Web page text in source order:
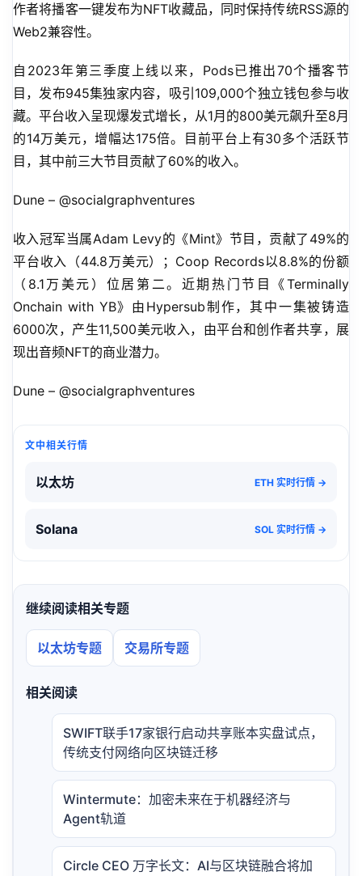
作者将播客一键发布为NFT收藏品，同时保持传统RSS源的
Web2兼容性。
自2023年第三季度上线以来，Pods已推出70个播客节
目，发布945集独家内容，吸引109,000个独立钱包参与收
藏。平台收入呈现爆发式增长，从1月的800美元飙升至8月
的14万美元，增幅达175倍。目前平台上有30多个活跃节
目，其中前三大节目贡献了60%的收入。
Dune – @socialgraphventures
收入冠军当属Adam Levy的《Mint》节目，贡献了49%的
平台收入（44.8万美元）；Coop Records以8.8%的份额
（8.1万美元）位居第二。近期热门节目《Terminally
Onchain with YB》由Hypersub制作，其中一集被铸造
6000次，产生11,500美元收入，由平台和创作者共享，展
现出音频NFT的商业潜力。
Dune – @socialgraphventures
文中相关行情
以太坊 ETH 实时行情 →
Solana SOL 实时行情 →
继续阅读相关专题
以太坊专题 交易所专题
相关阅读
SWIFT联手17家银行启动共享账本实盘试点，
传统支付网络向区块链迁移
Wintermute：加密未来在于机器经济与
Agent轨道
Circle CEO 万字长文：AI与区块链融合将加